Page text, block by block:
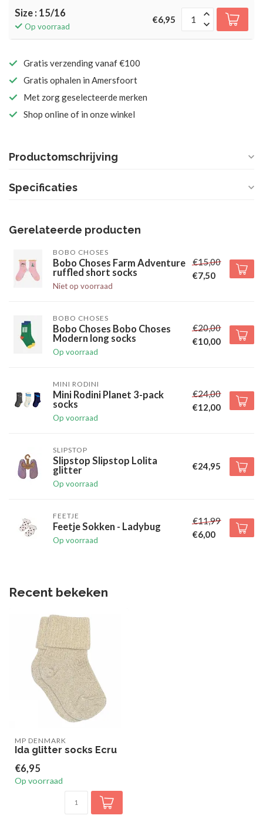
Size : 15/16
Op voorraad
€6,95
Gratis verzending vanaf €100
Gratis ophalen in Amersfoort
Met zorg geselecteerde merken
Shop online of in onze winkel
Productomschrijving
Specificaties
Gerelateerde producten
BOBO CHOSES
Bobo Choses Farm Adventure
ruffled short socks
Niet op voorraad
€15,00
€7,50
BOBO CHOSES
Bobo Choses Bobo Choses
Modern long socks
Op voorraad
€20,00
€10,00
MINI RODINI
Mini Rodini Planet 3-pack
socks
Op voorraad
€24,00
€12,00
SLIPSTOP
Slipstop Slipstop Lolita
glitter
Op voorraad
€24,95
FEETJE
Feetje Sokken - Ladybug
Op voorraad
€11,99
€6,00
Recent bekeken
MP DENMARK
Ida glitter socks Ecru
€6,95
Op voorraad